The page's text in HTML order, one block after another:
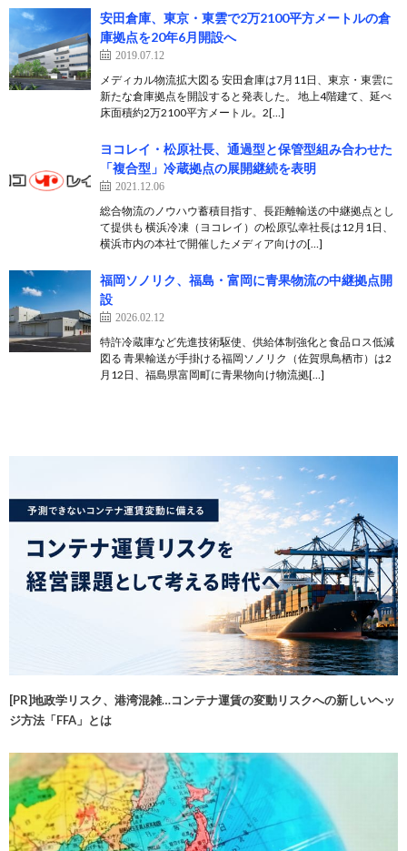
安田倉庫、東京・東雲で2万2100平方メートルの倉
庫拠点を20年6月開設へ
2019.07.12
メディカル物流拡大図る 安田倉庫は7月11日、東京・東雲に
新たな倉庫拠点を開設すると発表した。 地上4階建て、延べ
床面積約2万2100平方メートル。2[…]
ヨコレイ・松原社長、通過型と保管型組み合わせた
「複合型」冷蔵拠点の展開継続を表明
2021.12.06
総合物流のノウハウ蓄積目指す、長距離輸送の中継拠点とし
て提供も 横浜冷凍（ヨコレイ）の松原弘幸社長は12月1日、
横浜市内の本社で開催したメディア向けの[…]
福岡ソノリク、福島・富岡に青果物流の中継拠点開
設
2026.02.12
特許冷蔵庫など先進技術駆使、供給体制強化と食品ロス低減
図る 青果輸送が手掛ける福岡ソノリク（佐賀県鳥栖市）は2
月12日、福島県富岡町に青果物向け物流拠[…]
[PR]地政学リスク、港湾混雑…コンテナ運賃の変動リスクへの新しいヘッ
ジ方法「FFA」とは